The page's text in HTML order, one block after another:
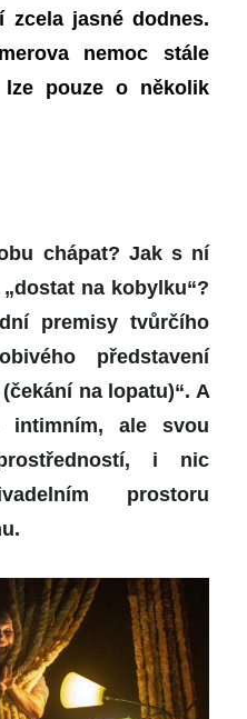
zcela jasné dodnes.
nemoc stále
pouze o několik
chápat? Jak s ní
na kobylku“?
premisy tvůrčího
představení
na lopatu)“. A
intimním, ale svou
i nic
prostoru